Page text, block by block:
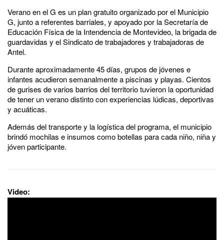
Verano en el G es un plan gratuito organizado por el Municipio
G, junto a referentes barriales, y apoyado por la Secretaría de
Educación Física de la Intendencia de Montevideo, la brigada de
guardavidas y el Sindicato de trabajadores y trabajadoras de
Antel.
Durante aproximadamente 45 días, grupos de jóvenes e
infantes acudieron semanalmente a piscinas y playas. Cientos
de gurises de varios barrios del territorio tuvieron la oportunidad
de tener un verano distinto con experiencias lúdicas, deportivas
y acuáticas.
Además del transporte y la logística del programa, el municipio
brindó mochilas e insumos como botellas para cada niño, niña y
jóven participante.
Video: